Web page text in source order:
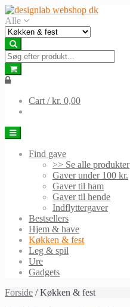
Skip
to
navigation
Skip
to
content
Alle
Cart /kr. 0,00
Find gave
>> Se alle produkter
Gaver under 100 kr.
Gaver til ham
Gaver til hende
Indflyttergaver
Bestsellers
Hjem & have
Køkken & fest
Leg & spil
Ure
Gadgets
Forside / Køkken & fest